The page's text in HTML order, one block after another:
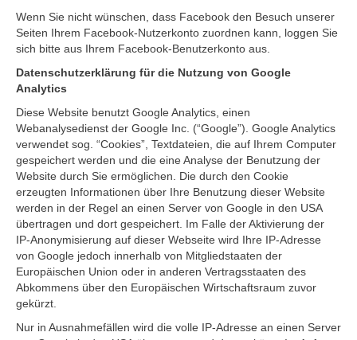
Wenn Sie nicht wünschen, dass Facebook den Besuch unserer
Seiten Ihrem Facebook-Nutzerkonto zuordnen kann, loggen Sie
sich bitte aus Ihrem Facebook-Benutzerkonto aus.
Datenschutzerklärung für die Nutzung von Google
Analytics
Diese Website benutzt Google Analytics, einen
Webanalysedienst der Google Inc. (“Google”). Google Analytics
verwendet sog. “Cookies”, Textdateien, die auf Ihrem Computer
gespeichert werden und die eine Analyse der Benutzung der
Website durch Sie ermöglichen. Die durch den Cookie
erzeugten Informationen über Ihre Benutzung dieser Website
werden in der Regel an einen Server von Google in den USA
übertragen und dort gespeichert. Im Falle der Aktivierung der
IP-Anonymisierung auf dieser Webseite wird Ihre IP-Adresse
von Google jedoch innerhalb von Mitgliedstaaten der
Europäischen Union oder in anderen Vertragsstaaten des
Abkommens über den Europäischen Wirtschaftsraum zuvor
gekürzt.
Nur in Ausnahmefällen wird die volle IP-Adresse an einen Server